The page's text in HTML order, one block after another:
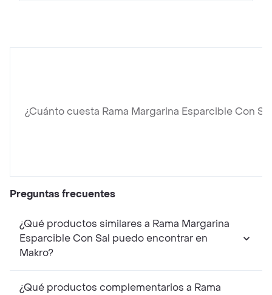
¿Cuánto cuesta Rama Margarina Esparcible Con
Preguntas frecuentes
¿Qué productos similares a Rama Margarina
Esparcible Con Sal puedo encontrar en
Makro?
¿Qué productos complementarios a Rama